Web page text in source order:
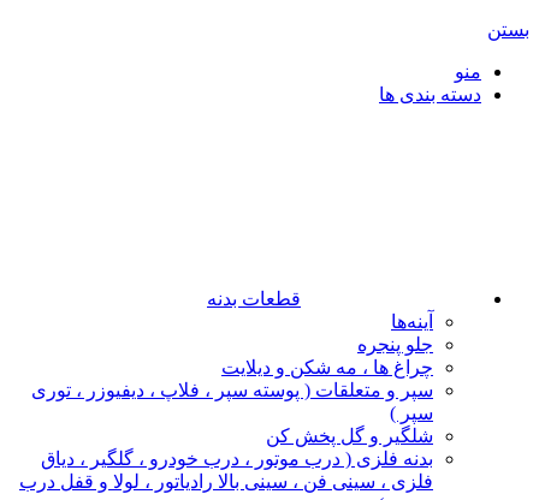
بستن
منو
دسته بندی ها
قطعات بدنه
آینه‌ها
جلو پنجره
چراغ‌ ها ، مه‌ شکن و دیلایت
سپر و متعلقات ( پوسته سپر ، فلاپ ، دیفیوزر ، توری
سپر )
شلگیر و گل‌ پخش‌ کن
بدنه فلزی ( درب موتور ، درب خودرو ، گلگیر ، دیاق
فلزی ، سینی فن ، سینی بالا رادیاتور ، لولا و قفل درب